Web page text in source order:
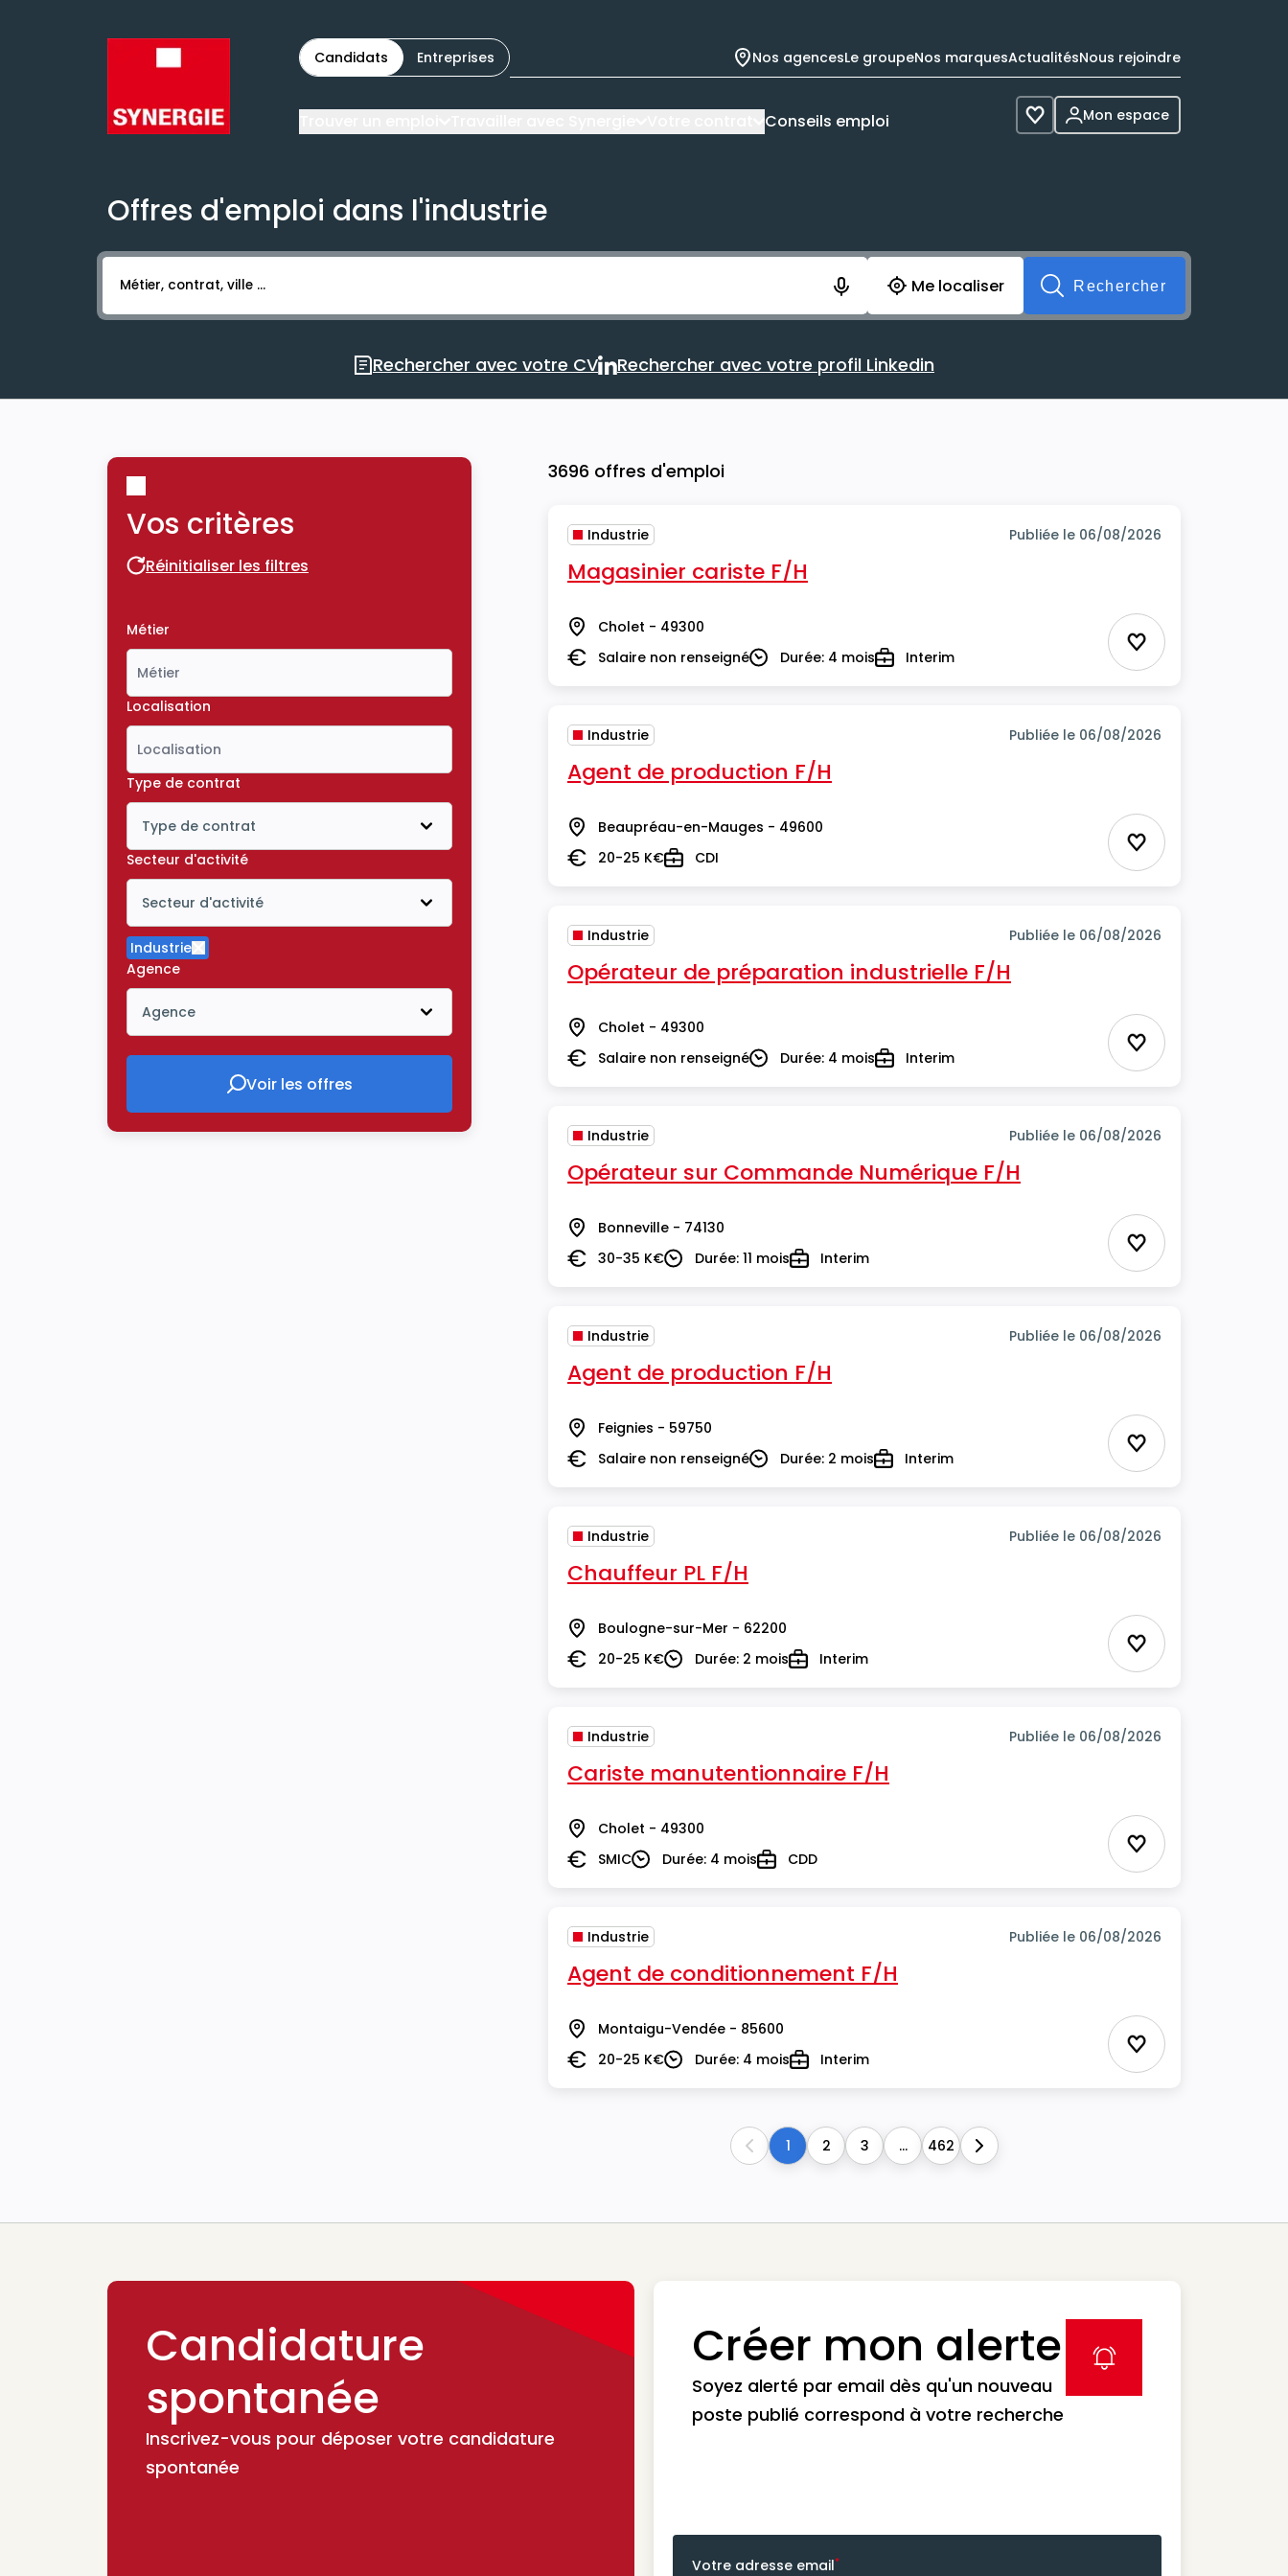
Candidats Entreprises Nos agencesLe groupeNos marquesActualitésNous rejoindre
Conseils emploi Voir les favoris
Mon espace
Offres d'emploi dans l'industrie
Activer l’élément pour lancer l’enregistrement. Vous aurez 10 secondes pour enregistrer votre recherche avant soumission du formulaire. Vous
Me localiser
Rechercher
Rechercher avec votre CV
Rechercher avec votre CV
Rechercher avec votre profil Linkedin
Rechercher avec votre profil Linkedin
Vos critères
Réinitialiser les filtres
Réinitialiser les filtres
Métier
Localisation
Type de contrat
Type de contrat
Icône ouvrir la liste déroulante
Secteur d'activité
Secteur d'activité
Icône ouvrir la liste déroulante
Industrie
Supprimer le critère Industrie
Agence
Agence
Icône ouvrir la liste déroulante
Voir les offres
Voir les offres
3696 offres d'emploi
Industrie Publiée le 06/08/2026
Magasinier cariste F/H
Lieu Cholet - 49300
SalaireSalaire non renseignéDuréeDurée: 4 moisTypeInterim Ajouter aux
Industrie Publiée le 06/08/2026
Agent de production F/H
Lieu Beaupréau-en-Mauges - 49600
Salaire20-25 K€TypeCDI Ajouter aux
Industrie Publiée le 06/08/2026
Opérateur de préparation industrielle F/H
Lieu Cholet - 49300
SalaireSalaire non renseignéDuréeDurée: 4 moisTypeInterim Ajouter aux
Industrie Publiée le 06/08/2026
Opérateur sur Commande Numérique F/H
Lieu Bonneville - 74130
Salaire30-35 K€DuréeDurée: 11 moisTypeInterim Ajouter aux
Industrie Publiée le 06/08/2026
Agent de production F/H
Lieu Feignies - 59750
SalaireSalaire non renseignéDuréeDurée: 2 moisTypeInterim Ajouter aux
Industrie Publiée le 06/08/2026
Chauffeur PL F/H
Lieu Boulogne-sur-Mer - 62200
Salaire20-25 K€DuréeDurée: 2 moisTypeInterim Ajouter aux
Industrie Publiée le 06/08/2026
Cariste manutentionnaire F/H
Lieu Cholet - 49300
Salaire
SMICDuréeDurée: 4 moisTypeCDD Ajouter aux
Industrie Publiée le 06/08/2026
Agent de conditionnement F/H
Lieu Montaigu-Vendée - 85600
Salaire20-25 K€DuréeDurée: 4 moisTypeInterim Ajouter aux
Previous
1 2 3 ... 462 Next
Candidature
spontanée
Inscrivez-vous pour déposer votre candidature
spontanée
Créer mon alerte
Soyez alerté par email dès qu'un nouveau
poste publié correspond à votre recherche
label icon
Votre adresse email*